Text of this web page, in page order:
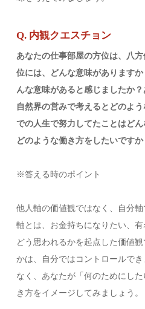
Q. 内観クエスチョン
あなたの仕事部屋の方位は、八
位には、どんな意味があります
んな意味があると感じましたか
自然界の営みで考えるとどのよ
での人生で努力してたことはどん
どのような働き方をしたいですか
※答える時のポイント
他人軸の価値観ではなく、自分
軸とは、お金持ちになりたい、
どう思われるかを起点した価値
かは、自分ではコントロールで
なく、あなたが「何のためにし
き方をイメージしてみましょう。